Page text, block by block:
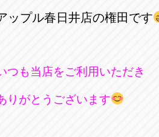
059-331-
日市市午起3丁目1番3
ップル春日井店の権田です
つも当店をご利用いただき
りがとうございます